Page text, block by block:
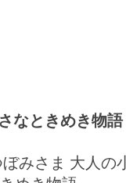
なときめき物
みさま 大人の